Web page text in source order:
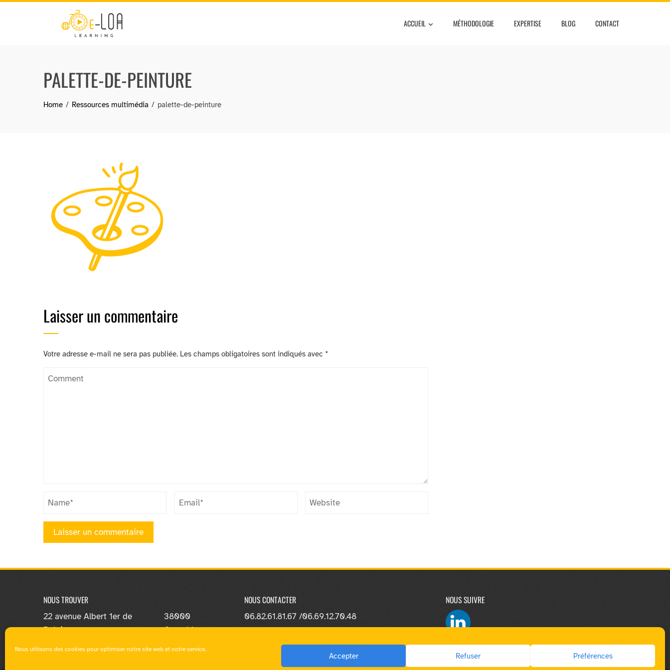
Nous utilisons des cookies pour optimiser notre site web et notre service.
Accepter Refuser Préférences
ACCUEIL MÉTHODOLOGIE EXPERTISE BLOG CONTACT
PALETTE-DE-PEINTURE
Home Ressources multimédia palette-de-peinture
Laisser un commentaire
Votre adresse e-mail ne sera pas publiée. Les champs obligatoires sont indiqués avec *
NOUS TROUVER
22 avenue Albert 1er de
Belgique
38000
Grenoble
NOUS CONTACTER
06.82.61.81.67 /06.69.12.70.48
NOUS SUIVRE